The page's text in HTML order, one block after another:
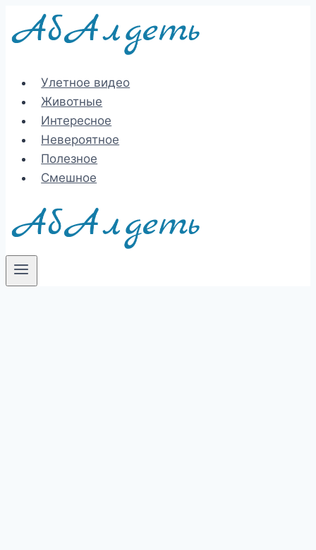
Перейти
Улетное видео
Животные
Интересное
Невероятное
Полезное
Смешное